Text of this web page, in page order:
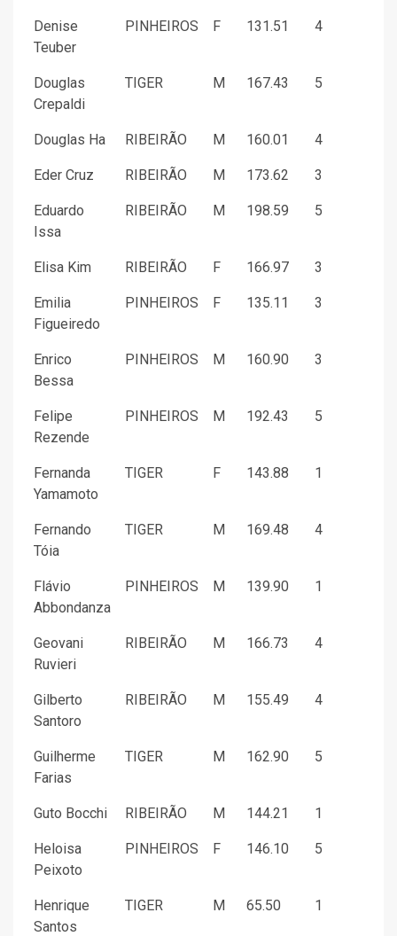
Denise
Teuber
PINHEIROS F 131.51 4
Douglas
Crepaldi
TIGER M 167.43 5
Douglas Ha RIBEIRÃO M 160.01 4
Eder Cruz RIBEIRÃO M 173.62 3
Eduardo
Issa
RIBEIRÃO M 198.59 5
Elisa Kim RIBEIRÃO F 166.97 3
Emilia
Figueiredo
PINHEIROS F 135.11 3
Enrico
Bessa
PINHEIROS M 160.90 3
Felipe
Rezende
PINHEIROS M 192.43 5
Fernanda
Yamamoto
TIGER F 143.88 1
Fernando
Tóia
TIGER M 169.48 4
Flávio
Abbondanza
PINHEIROS M 139.90 1
Geovani
Ruvieri
RIBEIRÃO M 166.73 4
Gilberto
Santoro
RIBEIRÃO M 155.49 4
Guilherme
Farias
TIGER M 162.90 5
Guto Bocchi RIBEIRÃO M 144.21 1
Heloisa
Peixoto
PINHEIROS F 146.10 5
Henrique
Santos
TIGER M 65.50 1